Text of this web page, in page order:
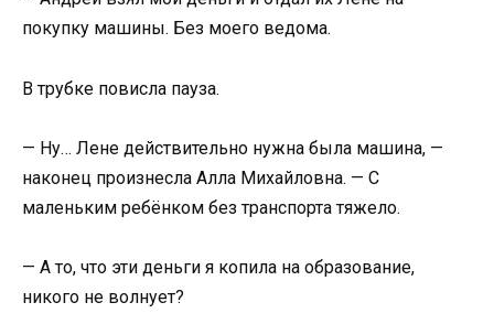
покупку машины. Без моего ведома.
В трубке повисла пауза.
— Ну… Лене действительно нужна была машина, —
наконец произнесла Алла Михайловна. — С
маленьким ребёнком без транспорта тяжело.
— А то, что эти деньги я копила на образование,
никого не волнует?